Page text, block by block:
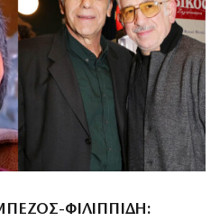
ΦΙΛΙΠΠΊΔΗ: